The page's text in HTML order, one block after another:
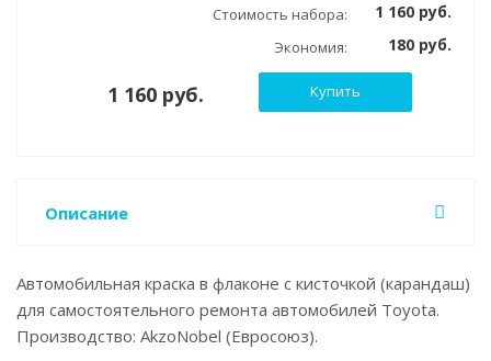
Стоимость набора: 1 160 руб.
Экономия: 180 руб.
1 160 руб. Купить
Описание
Автомобильная краска в флаконе с кисточкой (карандаш)
для самостоятельного ремонта автомобилей Toyota.
Производство: AkzoNobel (Евросоюз).